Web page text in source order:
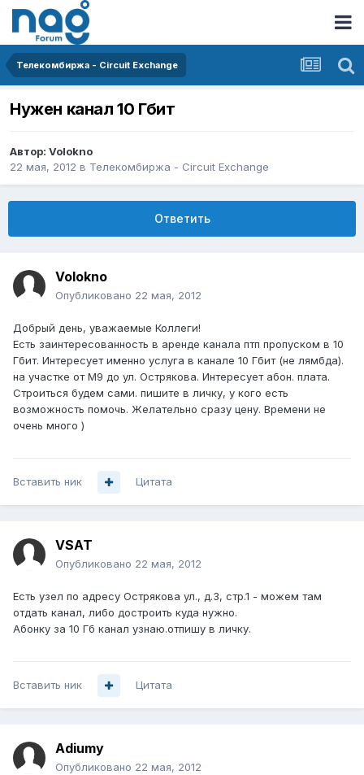
Телекомбиржа - Circuit Exchange
Нужен канал 10 Гбит
Автор: Volokno
22 мая, 2012 в Телекомбиржа - Circuit Exchange
Ответить
Volokno
Опубликовано 22 мая, 2012
Добрый день, уважаемые Коллеги!
Есть заинтересованность в аренде канала птп пропуском в 10
Гбит. Интересует именно услуга в канале 10 Гбит (не лямбда).
на участке от М9 до ул. Острякова. Интересует абон. плата.
Строиться будем сами. пишите в личку, у кого есть
возможность помочь. Желательно сразу цену. Времени не
очень много )
Вставить ник Цитата
VSAT
Опубликовано 22 мая, 2012
Есть узел по адресу Острякова ул., д.3, стр.1 - можем там
отдать канал, либо достроить куда нужно.
Абонку за 10 Гб канал узнаю.отпишу в личку.
Вставить ник Цитата
Adiumy
Опубликовано 22 мая, 2012